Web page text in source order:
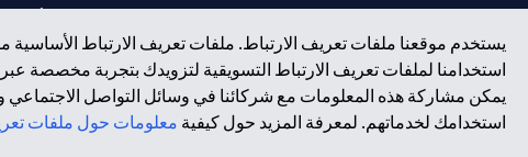
يستخدم موقعنا ملفات تعريف الارتباط. ملفات تعريف الارتباط
استخدامنا لملفات تعريف الارتباط التسويقية لتزويدك بتجربة مخصصة
يمكن مشاركة هذه المعلومات مع شركائنا في وسائل التواصل الاجتماعي
استخدامك لخدماتهم. لمعرفة المزيد حول كيفية معلومات حول ملفات
فرع سيتي بنك إن إيه - الإمارات العربية المتحدة مرخص من مصرف الإمارات
وسيط تداول في الأسواق الدولية بموجب ترخيص رقم 20200000198 ج) إدارة المحافظ بموجب ترخيص رقم 20200000240 د) الحفظ بموجب ترخيص رقم 602003.
حقوق الطبع والنشر محفوظة ©2026 سيتي جروب انك.